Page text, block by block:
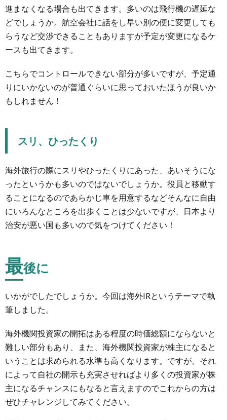
進まなくなる場合も出てきます。多いのは飛行機の遅延な
どでしょうか。航空会社に話をし早い別の便に変更しても
らうなど交渉できることもありますが予定が変更になるケ
ースも出てきます。
こちらでコントロールできない部分が多いですが、予定通
りにいかないのが普通ぐらいに思っておいたほうが良いか
もしれません！
スリ、ひったくり
海外旅行の際にスリやひったくりにあった、あいそうにな
ったというかも多いのではないでしょうか。役員と移動す
ることになるのであらかじ車を用意するなどそんなに自由
にいろんなところを出歩くことは少ないですが、日本より
治安が悪い国も多いので気をつけてください！
最後に
いかがでしたでしょうか。今回は海外IRというテーマで執
筆しました。
海外機関投資家の開拓はある程度の時価総額にならないと
難しい部分もあり、また、海外機関投資家が株主になると
いうことは求められる水準も高くなります。ですが、それ
によって自社の開示も充実させればより多くの投資家が株
主になるチャンスにもなると言えますのでこれからの方は
ぜひチャレンジしてみてください。